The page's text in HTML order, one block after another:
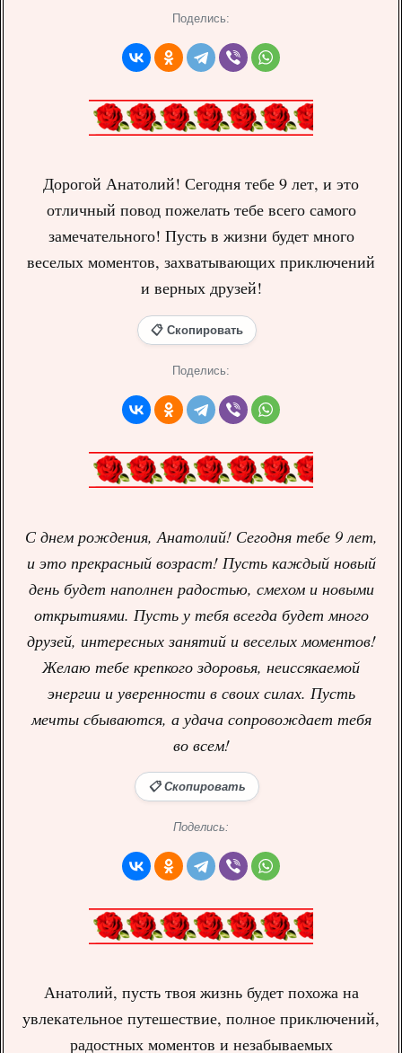
Поделись:
Дорогой Анатолий! Сегодня тебе 9 лет, и это
отличный повод пожелать тебе всего самого
замечательного! Пусть в жизни будет много
веселых моментов, захватывающих приключений
и верных друзей!
📋 Скопировать
Поделись:
С днем рождения, Анатолий! Сегодня тебе 9 лет,
и это прекрасный возраст! Пусть каждый новый
день будет наполнен радостью, смехом и новыми
открытиями. Пусть у тебя всегда будет много
друзей, интересных занятий и веселых моментов!
Желаю тебе крепкого здоровья, неиссякаемой
энергии и уверенности в своих силах. Пусть
мечты сбываются, а удача сопровождает тебя
во всем!
📋 Скопировать
Поделись:
Анатолий, пусть твоя жизнь будет похожа на
увлекательное путешествие, полное приключений,
радостных моментов и незабываемых